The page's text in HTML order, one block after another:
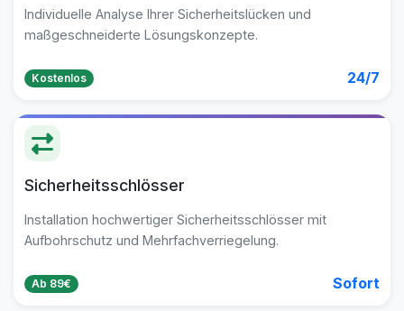
Individuelle Analyse Ihrer Sicherheitslücken und
maßgeschneiderte Lösungskonzepte.
Kostenlos 24/7
Sicherheitsschlösser
Installation hochwertiger Sicherheitsschlösser mit
Aufbohrschutz und Mehrfachverriegelung.
Ab 89€ Sofort